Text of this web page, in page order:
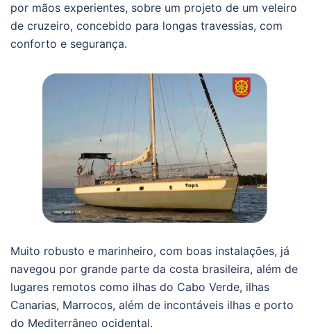
por mãos experientes, sobre um projeto de um veleiro
de cruzeiro, concebido para longas travessias, com
conforto e segurança.
Muito robusto e marinheiro, com boas instalações, já
navegou por grande parte da costa brasileira, além de
lugares remotos como ilhas do Cabo Verde, ilhas
Canarias, Marrocos, além de incontáveis ilhas e porto
do Mediterrâneo ocidental.